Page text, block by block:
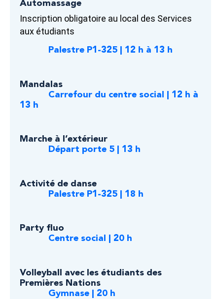
Automassage
Inscription obligatoire au local des Services
aux étudiants
Palestre P1-325 | 12 h à 13 h
Mandalas
Carrefour du centre social | 12 h à
13 h
Marche à l’extérieur
Départ porte 5 | 13 h
Activité de danse
Palestre P1-325 | 18 h
Party fluo
Centre social | 20 h
Volleyball avec les étudiants des
Premières Nations
Gymnase | 20 h